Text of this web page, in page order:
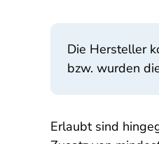
Die Hersteller
bzw. wurden
Erlaubt sind